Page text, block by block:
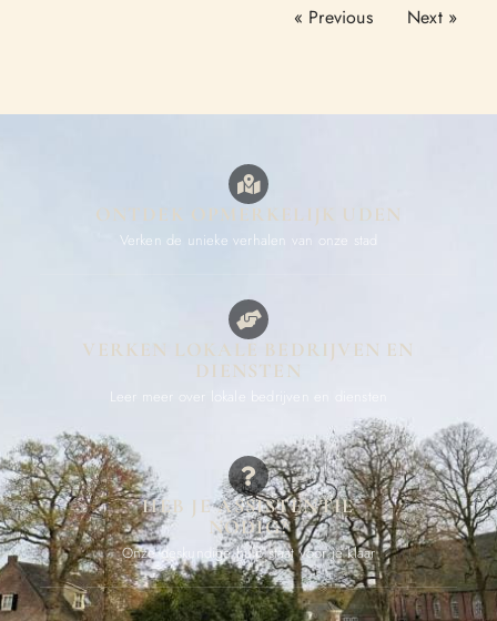
« Previous Next »
ONTDEK OPMERKELIJK UDEN
Verken de unieke verhalen van onze stad
VERKEN LOKALE BEDRIJVEN EN
DIENSTEN
Leer meer over lokale bedrijven en diensten
HEB JE ASSISTENTIE
NODIG?
Onze deskundige hulp staat voor je klaar